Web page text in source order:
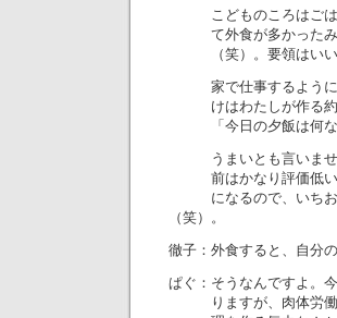
こどものころはごはん
て外食が多かったみた
（笑）。要領はいい
家で仕事するようにな
けはわたしが作る約束
「今日の夕飯は何な
うまいとも言いません
前はかなり評価低いん
になるので、いちおう
（笑）。
徹子：外食すると、自分
ぱぐ：そうなんですよ。
りますが、肉体労働で